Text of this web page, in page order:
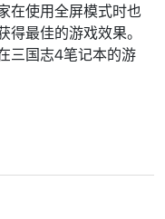
在使用全屏模式时也
最佳的游戏效果。
三国志4笔记本的游